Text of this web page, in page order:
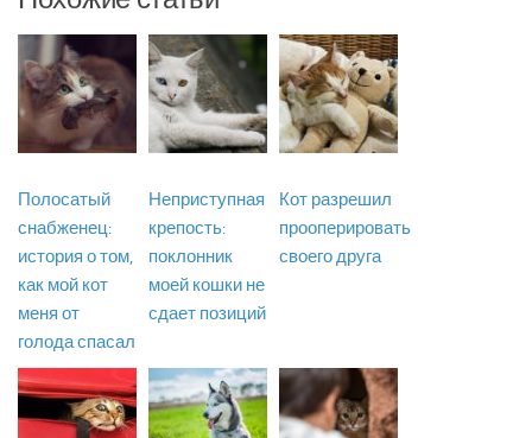
Полосатый
снабженец:
история о том,
как мой кот
меня от
голода спасал
Неприступная
крепость:
поклонник
моей кошки не
сдает позиций
Кот разрешил
прооперировать
своего друга